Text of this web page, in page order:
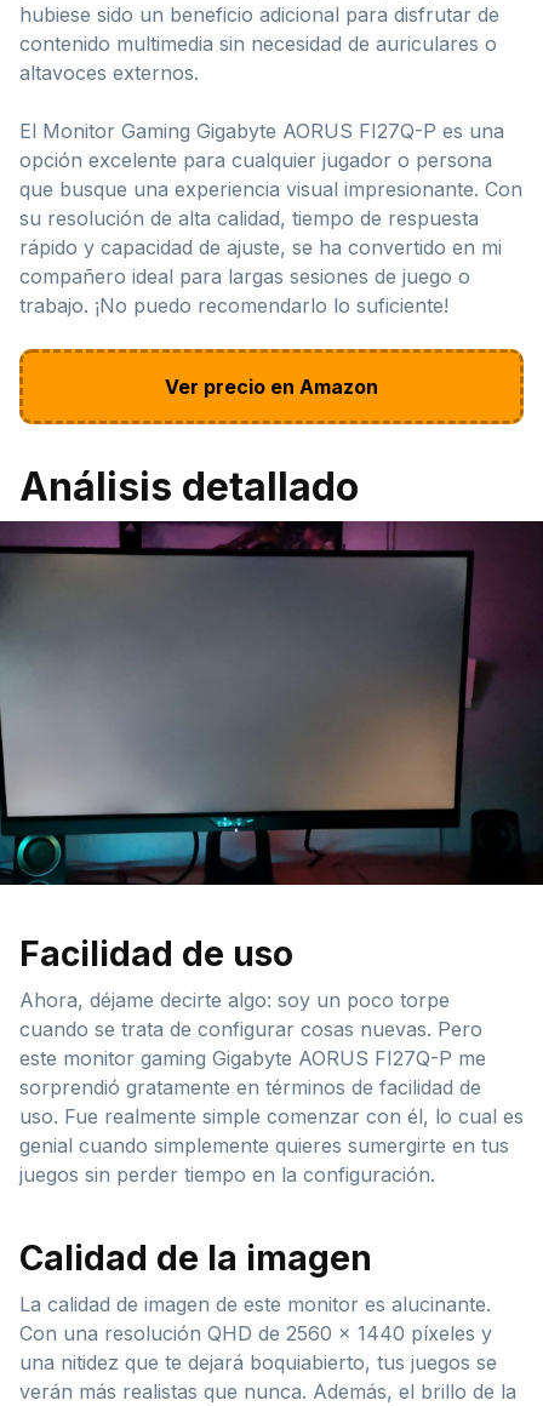
hubiese sido un beneficio adicional para disfrutar de
contenido multimedia sin necesidad de auriculares o
altavoces externos.
El Monitor Gaming Gigabyte AORUS FI27Q-P es una
opción excelente para cualquier jugador o persona
que busque una experiencia visual impresionante. Con
su resolución de alta calidad, tiempo de respuesta
rápido y capacidad de ajuste, se ha convertido en mi
compañero ideal para largas sesiones de juego o
trabajo. ¡No puedo recomendarlo lo suficiente!
Ver precio en Amazon
Análisis detallado
Facilidad de uso
Ahora, déjame decirte algo: soy un poco torpe
cuando se trata de configurar cosas nuevas. Pero
este monitor gaming Gigabyte AORUS FI27Q-P me
sorprendió gratamente en términos de facilidad de
uso. Fue realmente simple comenzar con él, lo cual es
genial cuando simplemente quieres sumergirte en tus
juegos sin perder tiempo en la configuración.
Calidad de la imagen
La calidad de imagen de este monitor es alucinante.
Con una resolución QHD de 2560 x 1440 píxeles y
una nitidez que te dejará boquiabierto, tus juegos se
verán más realistas que nunca. Además, el brillo de la